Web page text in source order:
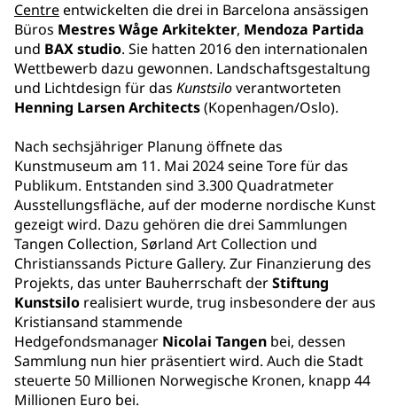
Centreentwickelten die drei in Barcelona ansässigen
Büros Mestres Wåge Arkitekter, Mendoza Partida
und BAX studio. Sie hatten 2016 den internationalen
Wettbewerb dazu gewonnen. Landschaftsgestaltung
und Lichtdesign für das Kunstsiloverantworteten
Henning LarsenArchitects(Kopenhagen/Oslo).
Nach sechsjähriger Planung öffnete das
Kunstmuseum am 11. Mai 2024 seine Tore für das
Publikum. Entstanden sind 3.300 Quadratmeter
Ausstellungsfläche, auf der moderne nordische Kunst
gezeigt wird. Dazu gehören die drei Sammlungen
Tangen Collection, Sørland Art Collection und
Christianssands Picture Gallery. Zur Finanzierung des
Projekts, das unter Bauherrschaft derStiftung
Kunstsilo realisiert wurde, trug insbesondere der aus
Kristiansand stammende
Hedgefondsmanager Nicolai Tangen bei, dessen
Sammlung nun hier präsentiert wird. Auch die Stadt
steuerte 50 Millionen Norwegische Kronen, knapp 44
Millionen Euro bei.